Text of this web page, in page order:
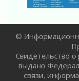
31 июля 2026
©
Свидетельство
выдано
связи,